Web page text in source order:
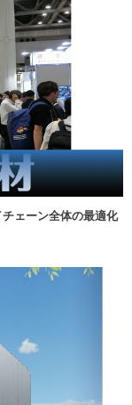
ェーン全体の最適化